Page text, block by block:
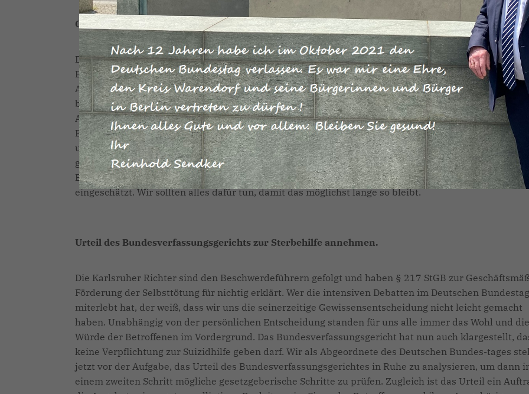
Gefahr durch Coronavirus kennen und minimieren.
Das Coronavirus hat mittlerweile auch Deutschland erreicht. Wir sind unserem
Bundesgesundheitsminister Jens Spahn und seinem Krisenstab für ihren Einsatz und ihre
Aufklärungsarbeit dankbar. Die Bewertung der Gefahrenlage wird laufend aktualisiert. So müssen
beispielsweise Flugreisende aus China, Italien, Japan, Südkorea und dem Iran sogenannte
Aussteigekarten ausfüllen. Auch Zug- und Busreisende werden ausführlich über Anzeichen einer
Erkrankung und mögliche Schutzmaßnahmen informiert. Für alle von uns gelten erhöhte
und praktische Hygienehinweise wie etwa: konsequente Husten- und Niesetikette, häufiges und
gründliches Händewaschen und Abstand zu Erkrankten wahren. Die Gesundheitsgefahr für die
Bevölkerung in Deutschland wird aktuell von den Experten des Robert Koch-Instituts als mäßig
eingeschätzt. Wir sollten alles dafür tun, damit das möglichst lange so bleibt.
Urteil des Bundesverfassungsgerichts zur Sterbehilfe annehmen.
Die Karlsruher Richter sind den Beschwerdeführern gefolgt und haben § 217 StGB zur
Förderung der Selbsttötung für nichtig erklärt. Wer die intensiven Debatten im Deutschen Bundestag
miterlebt hat, der weiß, dass wir uns die seinerzeitige Gewissensentscheidung nicht leicht gemacht
haben. Unabhängig von der persönlichen Entscheidung standen für uns alle immer das Wohl und die
Würde der Betroffenen im Vordergrund. Das Bundesverfassungsgericht hat nun auch klargestellt,
keine Verpflichtung zur Suizidhilfe geben darf. Wir als Abgeordnete des Deutschen Bundes-tages
jetzt vor der Aufgabe, das Urteil des Bundesverfassungsgerichtes in Ruhe zu analysieren, um dann
einem zweiten Schritt mögliche gesetzgeberische Schritte zu prüfen. Zugleich ist das Urteil ein